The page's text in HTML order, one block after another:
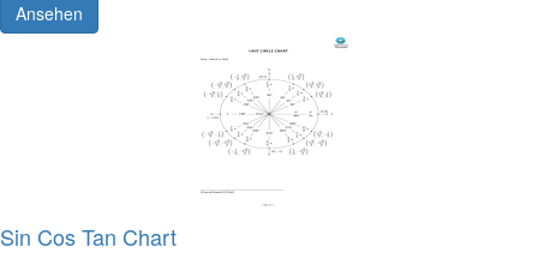
Ansehen
Sin Cos Tan Chart